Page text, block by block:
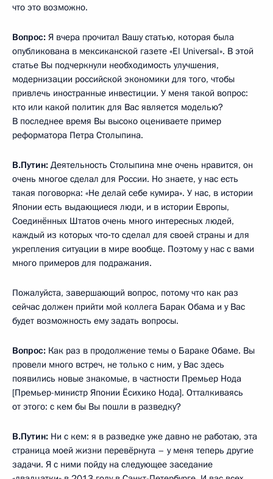
что это возможно.
Вопрос: Я вчера прочитал Вашу статью, которая была
опубликована в мексиканской газете «El Universal». В этой
статье Вы подчеркнули необходимость улучшения,
модернизации российской экономики для того, чтобы
привлечь иностранные инвестиции. У меня такой вопрос:
кто или какой политик для Вас является моделью?
В последнее время Вы высоко оцениваете пример
реформатора Петра Столыпина.
В.Путин: Деятельность Столыпина мне очень нравится, он
очень многое сделал для России. Но знаете, у нас есть
такая поговорка: «Не делай себе кумира». У нас, в истории
Японии есть выдающиеся люди, и в истории Европы,
Соединённых Штатов очень много интересных людей,
каждый из которых что‑то сделал для своей страны и для
укрепления ситуации в мире вообще. Поэтому у нас с вами
много примеров для подражания.
Пожалуйста, завершающий вопрос, потому что как раз
сейчас должен прийти мой коллега Барак Обама и у Вас
будет возможность ему задать вопросы.
Вопрос: Как раз в продолжение темы о Бараке Обаме. Вы
провели много встреч, не только с ним, у Вас здесь
появились новые знакомые, в частности Премьер Нода
[Премьер-министр Японии Ёсихико Нода]. Отталкиваясь
от этого: с кем бы Вы пошли в разведку?
В.Путин: Ни с кем: я в разведке уже давно не работаю, эта
страница моей жизни перевёрнута – у меня теперь другие
задачи. Я с ними пойду на следующее заседание